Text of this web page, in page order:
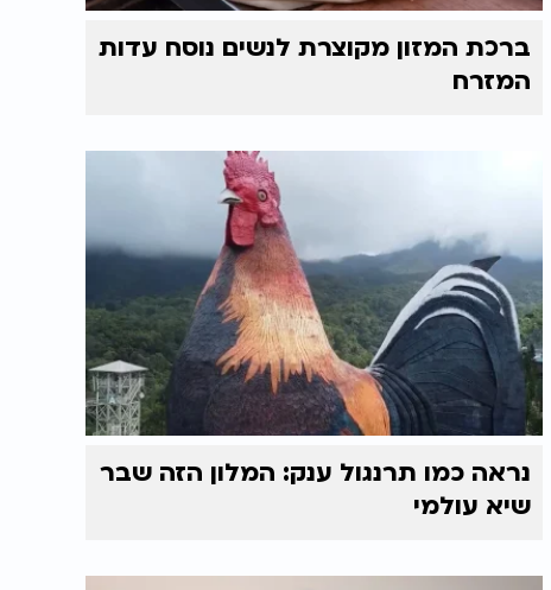
ברכת המזון מקוצרת לנשים נוסח עדות
המזרח
נראה כמו תרנגול ענק: המלון הזה שבר
שיא עולמי